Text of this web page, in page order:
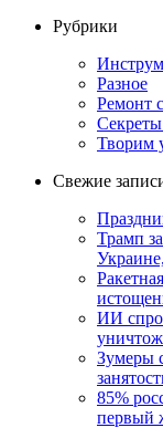
Рубрики
Разное
Ремонт
Творим
Свежие
Трамп
ИИ
Зумеры
85%
первый